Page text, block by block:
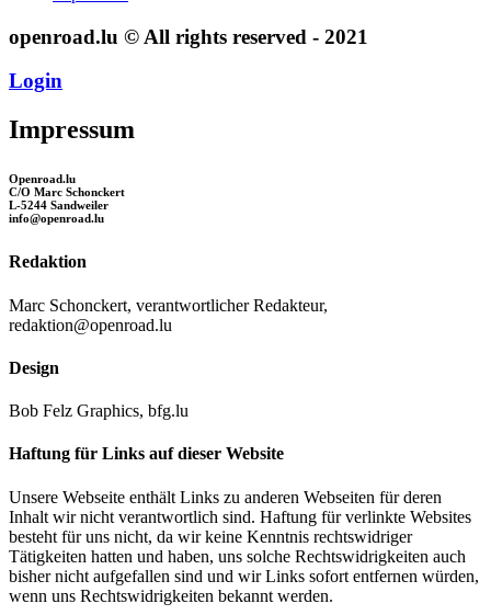
openroad.lu © All rights reserved - 2021
Login
Impressum
Openroad.lu
C/O Marc Schonckert
L-5244 Sandweiler
info@openroad.lu
Redaktion
Marc Schonckert, verantwortlicher Redakteur,
redaktion@openroad.lu
Design
Bob Felz Graphics, bfg.lu
Haftung für Links auf dieser Website
Unsere Webseite enthält Links zu anderen Webseiten für deren
Inhalt wir nicht verantwortlich sind. Haftung für verlinkte Websites
besteht für uns nicht, da wir keine Kenntnis rechtswidriger
Tätigkeiten hatten und haben, uns solche Rechtswidrigkeiten auch
bisher nicht aufgefallen sind und wir Links sofort entfernen würden,
wenn uns Rechtswidrigkeiten bekannt werden.